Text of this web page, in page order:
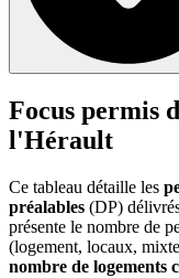
Focus permis
l'Hérault
Ce tableau détaille les
préalables (DP)
présente le nombre de
(logement, locaux,
nombre de logements